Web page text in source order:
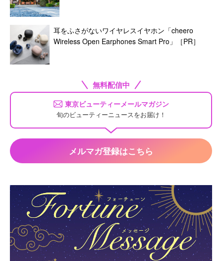
耳をふさがないワイヤレスイヤホン「cheero
Wireless Open Earphones Smart Pro」［PR］
無料配信中
東京ビューティーメールマガジン
旬のビューティーニュースをお届け！
メルマガ登録はこちら